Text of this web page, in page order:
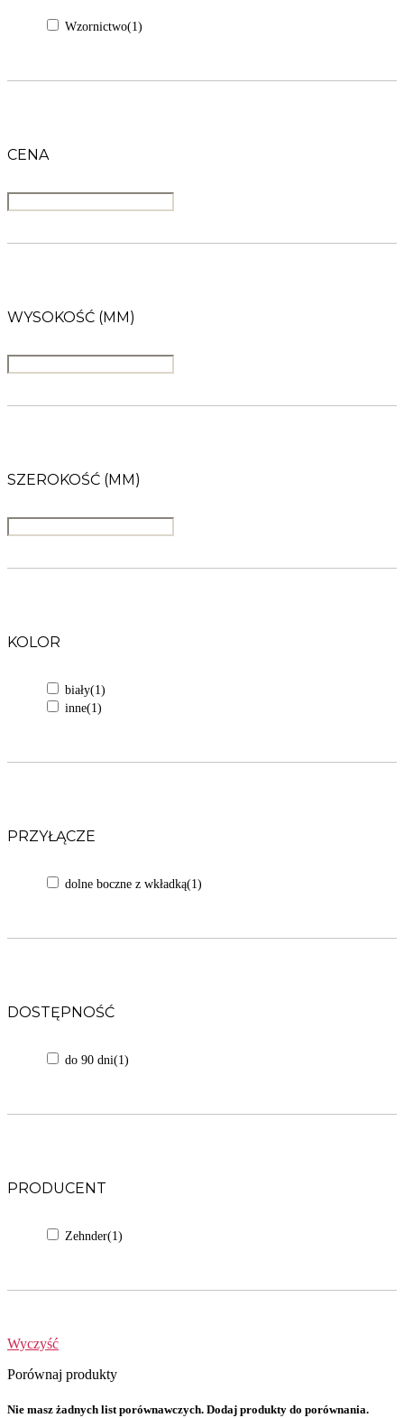
Wzornictwo(1)
CENA
WYSOKOŚĆ (MM)
SZEROKOŚĆ (MM)
KOLOR
biały(1)
inne(1)
PRZYŁĄCZE
dolne boczne z wkładką(1)
DOSTĘPNOŚĆ
do 90 dni(1)
PRODUCENT
Zehnder(1)
Wyczyść
Porównaj produkty
Nie masz żadnych list porównawczych. Dodaj produkty do porównania.